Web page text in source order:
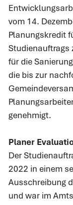
vom 14.
Planungskredit
Studienauftrags
für die
die bis zur
genehmigt.
Planer
Der
2022 in einem
Ausschreibung
und war im